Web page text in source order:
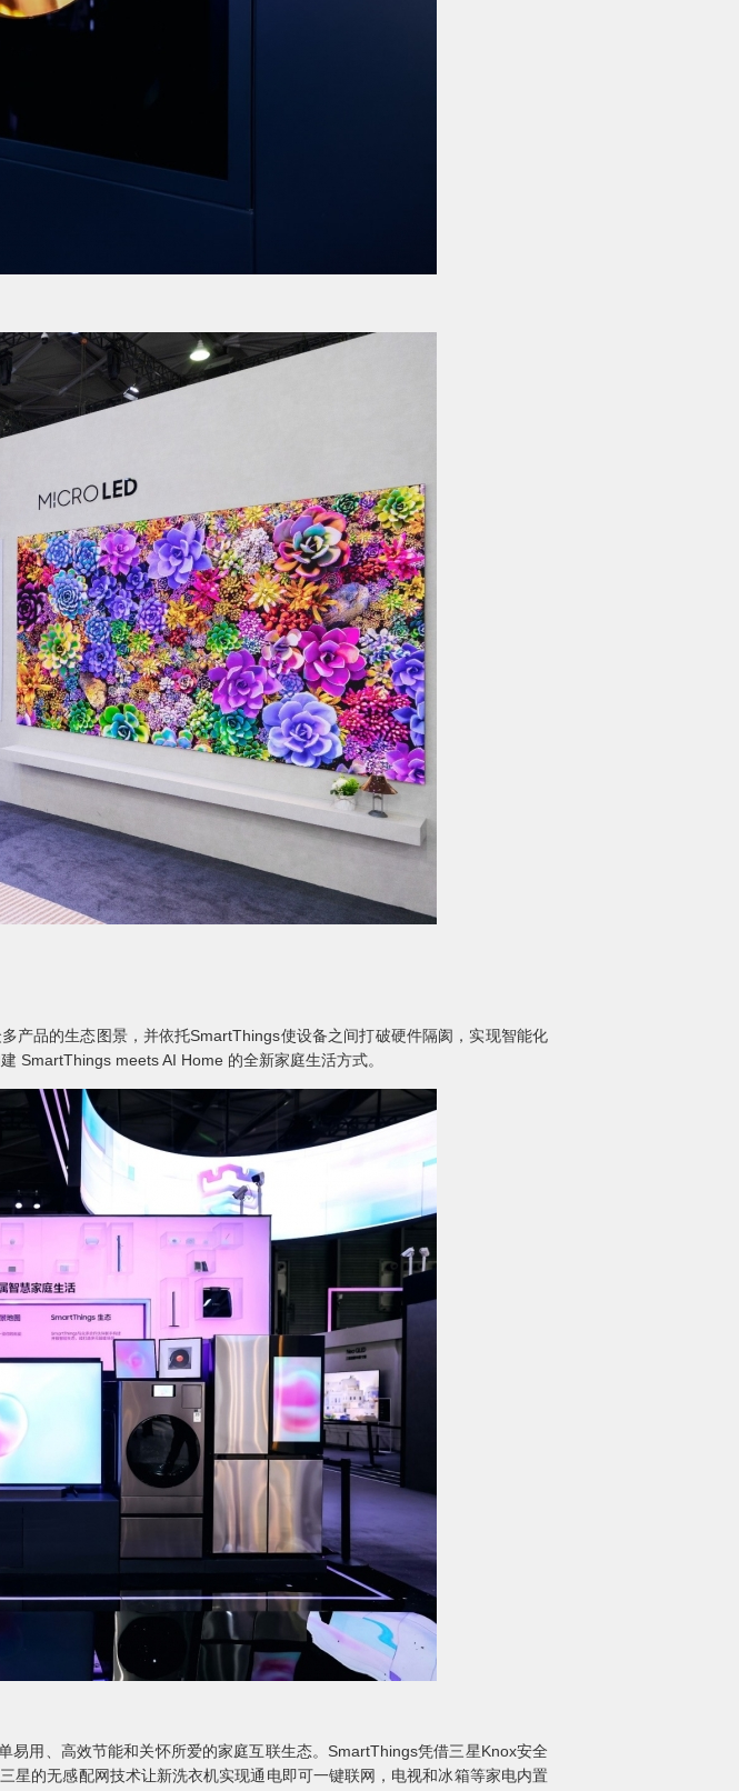
产品的生态图景，并依托SmartThings使设备之间打破硬件隔阂，实现智能化
SmartThings meets AI Home 的全新家庭生活方式。
用、高效节能和关怀所爱的家庭互联生态。SmartThings凭借三星Knox安全
星的无感配网技术让新洗衣机实现通电即可一键联网，电视和冰箱等家电内置